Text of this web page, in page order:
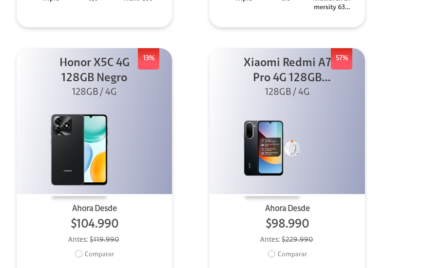
mersity 630
13%
Honor X5C 4G
128GB Negro
128GB / 4G
Ahora Desde
$104.990
Antes:$119.990
Comparar
57%
Xiaomi Redmi A7
Pro 4G 128GB
Negro +
128GB / 4G
Ahora Desde
$98.990
Antes:$229.990
Comparar